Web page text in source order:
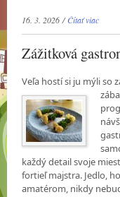
16. 3. 2026 /Čítať viac
Zážitková
Veľa hostí si ju mýli so
každý detail svoje
fortieľ majstra. Jedlo,
amatérom, nikdy